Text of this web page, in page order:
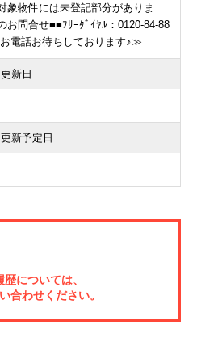
物件には未登記部分がありま
問合せ■■ﾌﾘｰﾀﾞｲﾔﾙ：0120-84-88
電話お待ちしております♪≫
更新日
新予定日
については、
合わせください。